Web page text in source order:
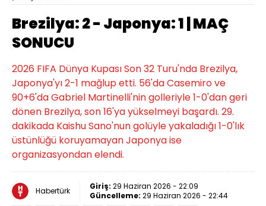
Brezilya: 2 - Japonya: 1 | MAÇ
SONUCU
2026 FIFA Dünya Kupası Son 32 Turu'nda Brezilya,
Japonya'yı 2-1 mağlup etti. 56'da Casemiro ve
90+6'da Gabriel Martinelli'nin golleriyle 1-0'dan geri
dönen Brezilya, son 16'ya yükselmeyi başardı. 29.
dakikada Kaishu Sano'nun golüyle yakaladığı 1-0'lık
üstünlüğü koruyamayan Japonya ise
organizasyondan elendi.
Habertürk Giriş: 29 Haziran 2026 - 22:09
Güncelleme: 29 Haziran 2026 - 22:44